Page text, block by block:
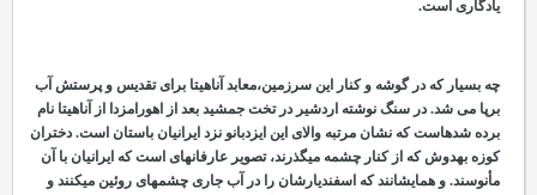
یادگاری است.
چه بسیار که در گوشه و کنار این سرزمین،معابد آناهیتا برای تقدیس و پرستش آب
برپا می شد. در سنگ نوشته اردشیر در تختجمشید بعد از اهورامزدا از آناهیتا نام
برده شدهاست که نشان مرتبه والای این ایزدبانو نزد ایرانیان باستان است. دختران
کوزه بهدوش که از کنار چشمه میگذرند، تصویر عارفانهای است که ایرانیان با آن
مأنوسند. و همایشانند که اسفندیارشان را در آب جاری چشمهای روئین میکنند و